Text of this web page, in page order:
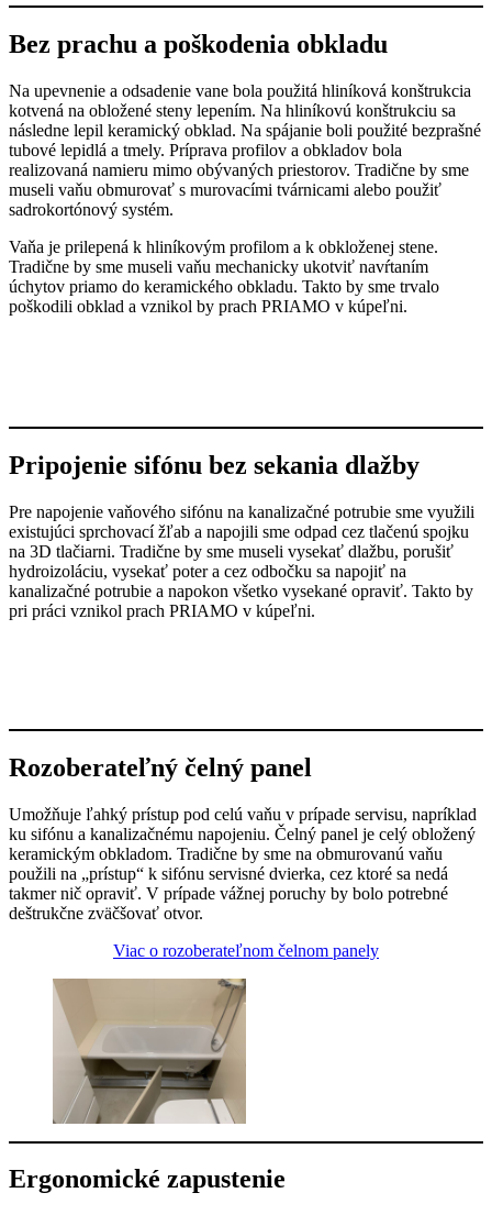
Bez prachu a poškodenia obkladu
Na upevnenie a odsadenie vane bola použitá hliníková konštrukcia
kotvená na obložené steny lepením. Na hliníkovú konštrukciu sa
následne lepil keramický obklad. Na spájanie boli použité bezprašné
tubové lepidlá a tmely. Príprava profilov a obkladov bola
realizovaná namieru mimo obývaných priestorov. Tradične by sme
museli vaňu obmurovať s murovacími tvárnicami alebo použiť
sadrokortónový systém.
Vaňa je prilepená k hliníkovým profilom a k obkloženej stene.
Tradične by sme museli vaňu mechanicky ukotviť navŕtaním
úchytov priamo do keramického obkladu. Takto by sme trvalo
poškodili obklad a vznikol by prach PRIAMO v kúpeľni.
Pripojenie sifónu bez sekania dlažby
Pre napojenie vaňového sifónu na kanalizačné potrubie sme využili
existujúci sprchovací žľab a napojili sme odpad cez tlačenú spojku
na 3D tlačiarni. Tradične by sme museli vysekať dlažbu, porušiť
hydroizoláciu, vysekať poter a cez odbočku sa napojiť na
kanalizačné potrubie a napokon všetko vysekané opraviť. Takto by
pri práci vznikol prach PRIAMO v kúpeľni.
Rozoberateľný čelný panel
Umožňuje ľahký prístup pod celú vaňu v prípade servisu, napríklad
ku sifónu a kanalizačnému napojeniu. Čelný panel je celý obložený
keramickým obkladom. Tradične by sme na obmurovanú vaňu
použili na „prístup“ k sifónu servisné dvierka, cez ktoré sa nedá
takmer nič opraviť. V prípade vážnej poruchy by bolo potrebné
deštrukčne zväčšovať otvor.
Viac o rozoberateľnom čelnom panely
Ergonomické zapustenie